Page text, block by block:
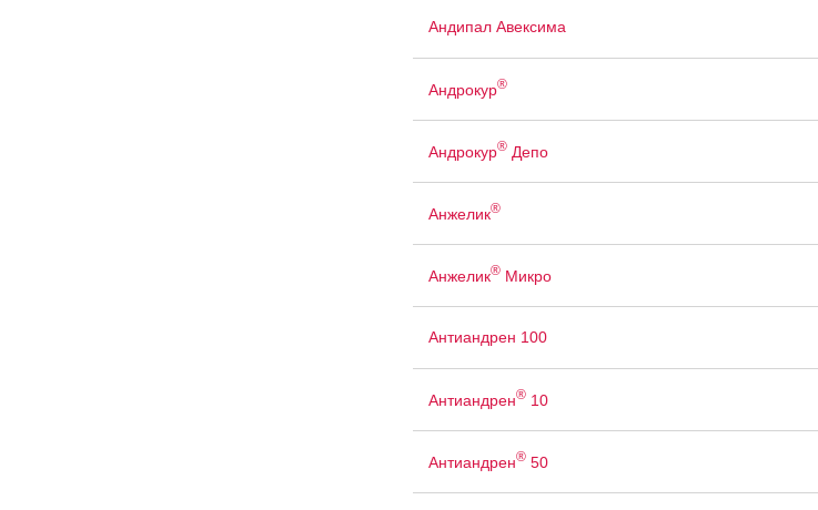
Андипал Авексима
Андрокур®
Андрокур®Депо
Анжелик®
Анжелик®Микро
Антиандрен 100
Антиандрен®10
Антиандрен®50